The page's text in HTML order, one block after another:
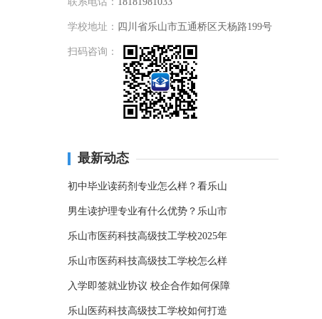
学校地址： 四川省乐山市五通桥区天杨路199号
扫码咨询：
最新动态
初中毕业读药剂专业怎么样？看乐山
男生读护理专业有什么优势？乐山市
乐山市医药科技高级技工学校2025年
乐山市医药科技高级技工学校怎么样
入学即签就业协议 校企合作如何保障
乐山医药科技高级技工学校如何打造